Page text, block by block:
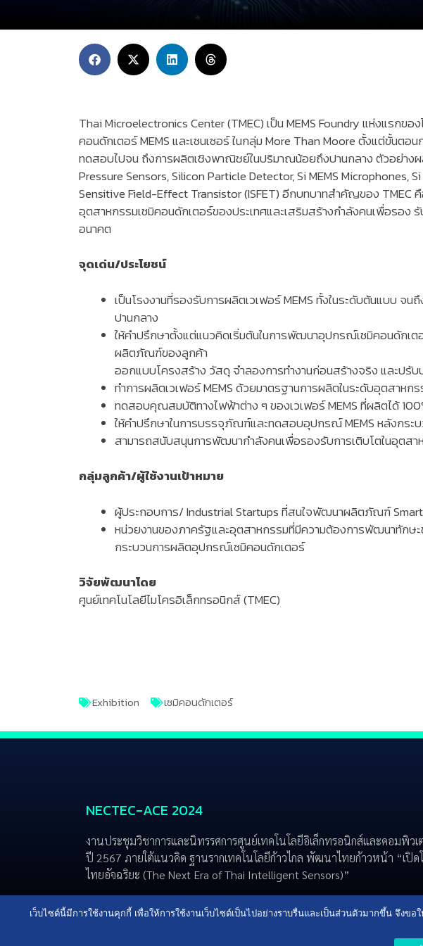
Thai Microelectronics Center (TMEC) เป็น MEMS Foundry แห่งแรกข
คอนดักเตอร์ MEMS และเซนเซอร์ ในกลุ่ม More Than Moore ตั้งแต่ขั้นต
ทดสอบไปจน ถึงการผลิตเชิงพาณิชย์ในปริมาณน้อยถึงปานกลาง ตัวอย่าง
Pressure Sensors, Silicon Particle Detector, Si MEMS Microphones,
Sensitive Field-Effect Transistor (ISFET) อีกบทบาทสำคัญของ TMEC
อุตสาหกรรมเซมิคอนดักเตอร์ของประเทศและเสริมสร้างกำลังคนเพื่อรอง
อนาคต
จุดเด่น/ประโยชน์
เป็นโรงงานที่รองรับการผลิตเวเฟอร์ MEMS ทั้งในระดับต้นแบบ
ปานกลาง
ให้คำปรึกษาตั้งแต่แนวคิดเริ่มต้นในการพัฒนาอุปกรณ์เซมิคอนดักเตอ
ผลิตภัณฑ์ของลูกค้า
ออกแบบโครงสร้าง วัสดุ จำลองการทำงานก่อนสร้างจริง และปรับ
ทำการผลิตเวเฟอร์ MEMS ด้วยมาตรฐานการผลิตในระดับอุตสาหก
ทดสอบคุณสมบัติทางไฟฟ้าต่าง ๆ ของเวเฟอร์ MEMS ที่ผลิตได้
ให้คำปรึกษาในการบรรจุภัณฑ์และทดสอบอุปกรณ์ MEMS หลังกร
สามารถสนับสนุนการพัฒนากำลังคนเพื่อรองรับการเติบโตในอุตสา
กลุ่มลูกค้า/ผู้ใช้งานเป้าหมาย
ผู้ประกอบการ/ Industrial Startups ที่สนใจพัฒนาผลิตภัณฑ์
หน่วยงานของภาครัฐและอุตสาหกรรมที่มีความต้องการพัฒนาทักษะ
กระบวนการผลิตอุปกรณ์เซมิคอนดักเตอร์
วิจัยพัฒนาโดย
ศูนย์เทคโนโลยีไมโครอิเล็กทรอนิกส์ (TMEC)
Exhibition เซมิคอนดักเตอร์
NECTEC-ACE 2024
งานประชุมวิชาการและนิทรรศการศูนย์เทคโนโลยีอิเล็กทรอนิกส์และคอมพิว
ปี 2567 ภายใต้แนวคิด ฐานรากเทคโนโลยีก้าวไกล พัฒนาไทยก้าวหน้า “เปิด
ไทยอัจฉริยะ (The Next Era of Thai Intelligent Sensors)”
Terms of service Privacy Policy
เว็บไซต์นี้มีการใช้งานคุกกี้ เพื่อให้การใช้งานเว็บไซต์เป็นไปอย่างราบรื่นและเป็นส่วนตัวมากขึ้น จึ